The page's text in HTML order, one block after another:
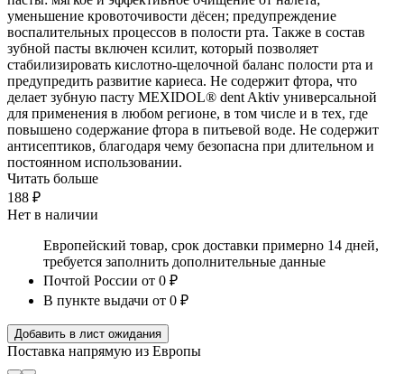
уменьшение кровоточивости дёсен; предупреждение
воспалительных процессов в полости рта. Также в состав
зубной пасты включен ксилит, который позволяет
стабилизировать кислотно-щелочной баланс полости рта и
предупредить развитие кариеса. Не содержит фтора, что
делает зубную пасту MEXIDOL® dent Aktiv универсальной
для применения в любом регионе, в том числе и в тех, где
повышено содержание фтора в питьевой воде. Не содержит
антисептиков, благодаря чему безопасна при длительном и
постоянном использовании.
Читать больше
188 ₽
Нет в наличии
Европейский товар, срок доставки примерно 14 дней,
требуется заполнить дополнительные данные
Почтой России от 0 ₽
В пункте выдачи от 0 ₽
Добавить в лист ожидания
Поставка напрямую из Европы